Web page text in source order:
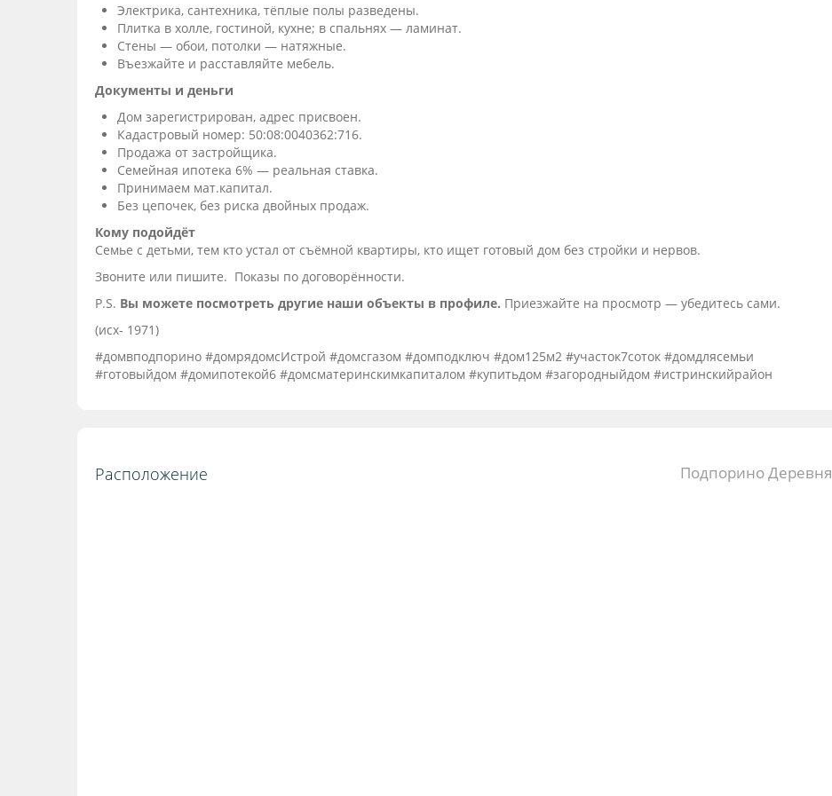
Электрика, сантехника, тёплые полы разведены.
Плитка в холле, гостиной, кухне; в спальнях — ламинат.
Стены — обои, потолки — натяжные.
Въезжайте и расставляйте мебель.
Документы и деньги
Дом зарегистрирован, адрес присвоен.
Кадастровый номер: 50:08:0040362:716.
Продажа от застройщика.
Семейная ипотека 6% — реальная ставка.
Принимаем мат.капитал.
Без цепочек, без риска двойных продаж.
Кому подойдёт
Семье с детьми, тем кто устал от съёмной квартиры, кто ищет готовый дом без стройки и нервов.
Звоните или пишите. Показы по договорённости.
P.S. Вы можете посмотреть другие наши объекты в профиле. Приезжайте на просмотр — убедитесь сами.
(исх- 1971)
#домвподпорино #домрядомсИстрой #домсгазом #домподключ #дом125м2 #участок7соток #домдлясемьи
#готовыйдом #домипотекой6 #домсматеринскимкапиталом #купитьдом #загородныйдом #истринскийрайон
Расположение Подпорино Деревня